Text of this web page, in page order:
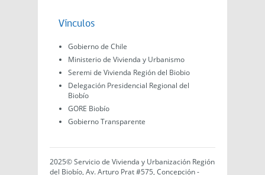
Vínculos
Gobierno de Chile
Ministerio de Vivienda y Urbanismo
Seremi de Vivienda Región del Biobio
Delegación Presidencial Regional del
Biobío
GORE Biobío
Gobierno Transparente
2025© Servicio de Vivienda y Urbanización Región
del Biobío, Av. Arturo Prat #575, Concepción -